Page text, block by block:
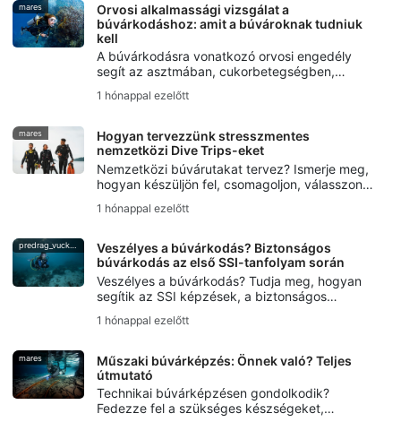
mares
Orvosi alkalmassági vizsgálat a
búvárkodáshoz: amit a búvároknak tudniuk
kell
A búvárkodásra vonatkozó orvosi engedély
segít az asztmában, cukorbetegségben,
magas vérnyomásban vagy más meglévő
egészségügyi állapotban szenvedő
megtervezésében.
1 hónappal ezelőtt
mares
Hogyan tervezzünk stresszmentes
nemzetközi Dive Trips-eket
Nemzetközi búvárutakat tervez? Ismerje meg,
hogyan készüljön fel, csomagoljon, válasszon
gyakori hibákat a stresszmentes búvárutazás
1 hónappal ezelőtt
predrag_vuckovic
Veszélyes a búvárkodás? Biztonságos
búvárkodás az első SSI-tanfolyam során
Veszélyes a búvárkodás? Tudja meg, hogyan
segítik az SSI képzések, a biztonságos
ellenőrzések és a DiveAssure biztosítás az új
magukat.
1 hónappal ezelőtt
mares
Műszaki búvárképzés: Önnek való? Teljes
útmutató
Technikai búvárképzésen gondolkodik?
Fedezze fel a szükséges készségeket,